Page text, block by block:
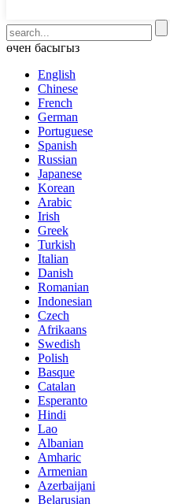
өчен басыгыз
English
Chinese
French
German
Portuguese
Spanish
Russian
Japanese
Korean
Arabic
Irish
Greek
Turkish
Italian
Danish
Romanian
Indonesian
Czech
Afrikaans
Swedish
Polish
Basque
Catalan
Esperanto
Hindi
Lao
Albanian
Amharic
Armenian
Azerbaijani
Belarusian